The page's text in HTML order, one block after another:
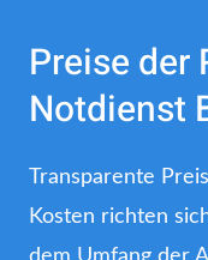
Preise der
Notdienst
Transparente
Kosten richten